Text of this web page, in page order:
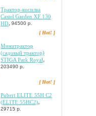
Tpaктop-кocилкa
Castel Garden XF 130
HD, 94500 р.
[ Hot! ]
Mинитpaктop
(caдoвый тpaктop)
STIGA Park Royal ,
203490 р.
[ Hot! ]
Pubert ELITE 55H C2
(ELITE 55HC2),
29715 р.